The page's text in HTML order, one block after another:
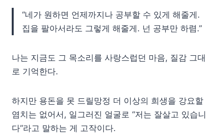
“네가 원하면 언제까지나 공부할 수 있게 해줄게.
집을 팔아서라도 그렇게 해줄게. 넌 공부만 하렴.”
나는 지금도 그 목소리를 사랑스럽던 마음, 질감 그대
로 기억한다.
하지만 용돈을 못 드릴망정 더 이상의 희생을 강요할
염치는 없어서, 일그러진 얼굴로 “저는 잘살고 있습니
다”라고 말하는 게 고작이다.